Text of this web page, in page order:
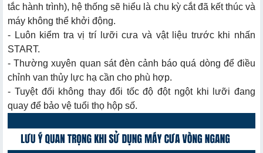
tắc hành trình), hệ thống sẽ hiểu là chu kỳ cắt đã kết thúc và
máy không thể khởi động.
- Luôn kiểm tra vị trí lưỡi cưa và vật liệu trước khi nhấn
START.
- Thường xuyên quan sát đèn cảnh báo quá dòng để điều
chỉnh van thủy lực hạ cần cho phù hợp.
- Tuyệt đối không thay đổi tốc độ đột ngột khi lưỡi đang
quay để bảo vệ tuổi thọ hộp số.